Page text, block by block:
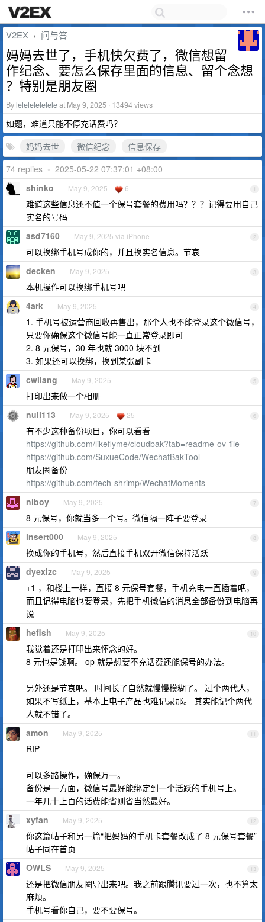
V2EX › 问与答
妈妈去世了，手机快欠费了，微信想留
作纪念、要怎么保存里面的信息、留个念想
？特别是朋友圈
By leleleleleleleat May 9, 2025 · 13494 views
如题，难道只能不停充话费吗？
妈妈去世
微信纪念
信息保存
74 replies • 2025-05-22 07:37:01 +08:00
1
shinko May 9, 2025 6
难道这些信息还不值一个保号套餐的费用吗？？？记得要用自己
实名的号码
2
asd7160 May 9, 2025 via iPhone
可以换绑手机号成你的，并且换实名信息。节哀
3
decken May 9, 2025
本机操作可以换绑手机号吧
4
4ark May 9, 2025
1. 手机号被运营商回收再售出，那个人也不能登录这个微信号，
只要你确保这个微信号能一直正常登录即可
2. 8 元保号，30 年也就 3000 块不到
3. 如果还可以换绑，换到某张副卡
5
cwliang May 9, 2025
打印出来做一个相册
6
null113 May 9, 2025 25
有不少这种备份项目，你可以看看
https://github.com/likeflyme/cloudbak?tab=readme-ov-file
https://github.com/SuxueCode/WechatBakTool
朋友圈备份
https://github.com/tech-shrimp/WechatMoments
7
niboy May 9, 2025
8 元保号，你就当多一个号。微信隔一阵子要登录
8
insert000 May 9, 2025
换成你的手机号，然后直接手机双开微信保持活跃
9
dyexlzc May 9, 2025
+1 ，和楼上一样，直接 8 元保号套餐，手机充电一直插着吧，
而且记得电脑也要登录，先把手机微信的消息全部备份到电脑再
说
10
hefish May 9, 2025
我觉着还是打印出来怀念的好。
8 元也是钱啊。 op 就是想要不充话费还能保号的办法。
另外还是节哀吧。 时间长了自然就慢慢模糊了。 过个两代人，
如果不写纸上，基本上电子产品也难记录那。 其实能记个两代
人就不错了。
11
amon May 9, 2025
RIP
可以多路操作，确保万一。
备份是一方面，微信号最好能绑定到一个活跃的手机号上。
一年几十上百的话费能省则省当然最好。
12
xyfan May 9, 2025
你这篇帖子和另一篇“把妈妈的手机卡套餐改成了 8 元保号套餐”
帖子同在首页
13
OWLS May 9, 2025
还是把微信朋友圈导出来吧。我之前跟腾讯要过一次，也不算太
麻烦。
手机号看你自己，要不要保号。